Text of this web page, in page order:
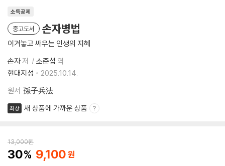
소득공제
중고도서 손자병법
이겨놓고 싸우는 인생의 지혜
손자저 소준섭 역
현대지성
2025.10.14.
원서 孫子兵法
최상 새 상품에 가까운 상품
13,000원
30 9,100